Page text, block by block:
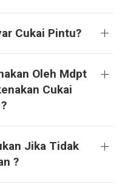
Cukai Pintu?
Oleh Mdpt
Cukai
Jika Tidak
?